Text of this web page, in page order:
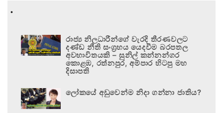
.
රාජ්‍ය නිලධාරීන්ගේ වැරදි තීරණවලට
දණ්ඩ නීති සංග්‍රහය යෙදවීම බරපතල
අවභාවිතයකි – සුනිල් කන්නන්ගර
කොළඹ, රත්නපුර, අම්පාර හිටපු මහ
දිසාපති
ලෝකයේ අඩුවෙන්ම නිදා ගන්නා ජාතිය?